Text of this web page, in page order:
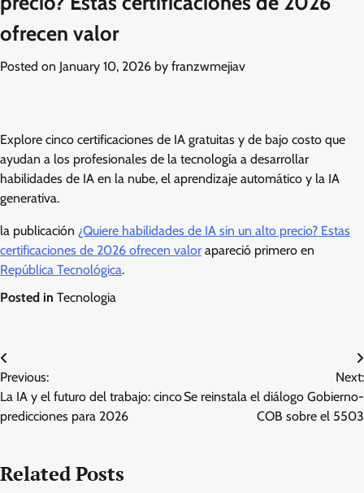
ofrecen valor
Posted on January 10, 2026 by franzwmejiav
Explore cinco certificaciones de IA gratuitas y de bajo costo que
ayudan a los profesionales de la tecnología a desarrollar
habilidades de IA en la nube, el aprendizaje automático y la IA
generativa.
la publicación ¿Quiere habilidades de IA sin un alto precio? Estas
certificaciones de 2026 ofrecen valor apareció primero en
República Tecnológica.
Posted in Tecnologia
Post
navigation
Previous:
La IA y el futuro del trabajo: cinco
predicciones para 2026
Next:
Se reinstala el diálogo Gobierno-
COB sobre el 5503
Related Posts